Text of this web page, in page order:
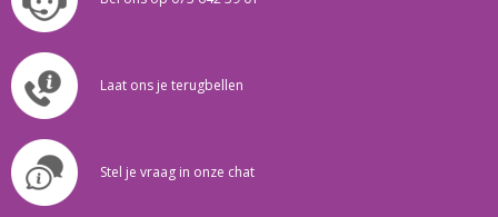
Laat ons je terugbellen
Stel je vraag in onze chat